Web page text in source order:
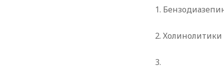
1.
2. Холинолитики
3.